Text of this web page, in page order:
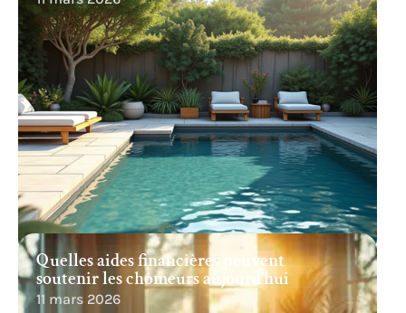
Quelles aides financières peuvent
soutenir les chômeurs aujourd’hui
11 mars 2026